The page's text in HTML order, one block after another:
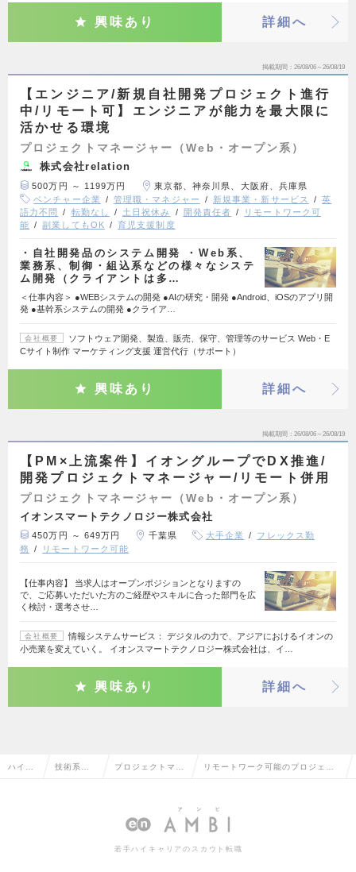
興味あり 詳細へ
掲載期間 26/08/06～26/08/19
【エンジニア/新規自社開発プロジェクト進行
中/リモート可】エンジニアが能力を最大限に
活かせる環境
プロジェクトマネージャー（Web・オープン系）
株式会社relation
500万円 ～ 1199万円
東京都、神奈川県、大阪府、兵庫県
ベンチャー企業
管理職・マネジャー 新規事業・新サービス
英
語力不問
転勤なし 土日祝休み 開発責任者
リモートワーク可
能
副業してもOK 育児支援制度
・自社開発品のシステム開発 ・Web系、
業務系、制御・組込系などの様々なシステ
ム開発（クライアントは多…
＜仕事内容＞ ●WEBシステムの開発 ●AIの研究・開発 ●Android、iOSのアプリ開
発 ●基幹系システムの開発 ●クライア…
会社概要
ソフトウェア開発、製造、販売、保守、管理等のサービス Web・E
Cサイト制作 マーケティング支援 運営代行（サポート）
興味あり 詳細へ
掲載期間 26/08/06～26/08/19
【PM×上流案件】イオングループでDX推進/
開発プロジェクトマネージャー/リモート併用
プロジェクトマネージャー（Web・オープン系）
イオンスマートテクノロジー株式会社
450万円 ～ 649万円 千葉県 大手企業
フレックス勤
務
リモートワーク可能
【仕事内容】 当求人はオープンポジションとなりますの
で、ご応募いただいた方のご経歴やスキルに合った部門を広
く検討・選考させ…
会社概要
情報システムサービス： デジタルの力で、アジアにおけるイオンの
小売業を変えていく。 イオンスマートテクノロジー株式会社は、イ…
興味あり 詳細へ
ハイク 技術系（I プロジェクトマネ
オープン系）
リモートワーク可能のプロジェク
系）の転職・求人情報一覧
若手ハイキャリアのスカウト転職